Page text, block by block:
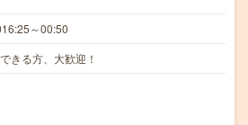
～00:50
きる方、大歓迎！